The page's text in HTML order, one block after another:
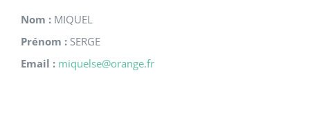
Nom : MIQUEL
Prénom : SERGE
Email : miquelse@orange.fr